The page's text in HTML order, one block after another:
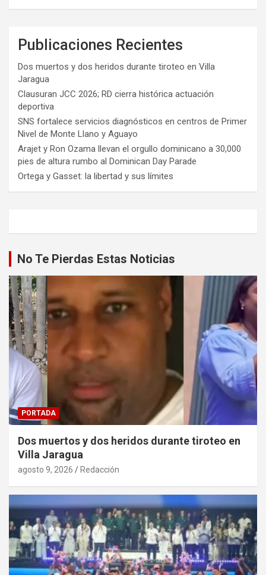
Publicaciones Recientes
Dos muertos y dos heridos durante tiroteo en Villa
Jaragua
Clausuran JCC 2026; RD cierra histórica actuación
deportiva
SNS fortalece servicios diagnósticos en centros de Primer
Nivel de Monte Llano y Aguayo
Arajet y Ron Ozama llevan el orgullo dominicano a 30,000
pies de altura rumbo al Dominican Day Parade
Ortega y Gasset: la libertad y sus límites
No Te Pierdas Estas Noticias
PORTADA
Dos muertos y dos heridos durante tiroteo en
Villa Jaragua
agosto 9, 2026 Redacción